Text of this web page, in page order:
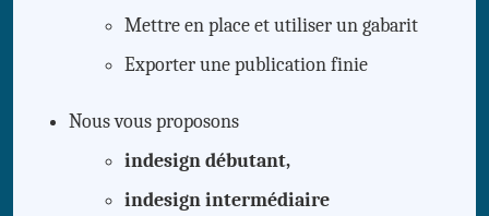
Mettre en place et utiliser un gabarit
Exporter une publication finie
Nous vous proposons
indesign débutant,
indesign intermédiaire